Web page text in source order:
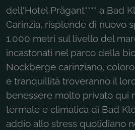
dell'Hotel Prägant**** a Bad
Carinzia, risplende di nuovo
1.000 metri sul livello del
incastonati nel parco della
Nockberge carinziano,
e tranquillità troveranno il
benessere molto privato qui
termale e climatica di Bad
addio allo stress quotidiano